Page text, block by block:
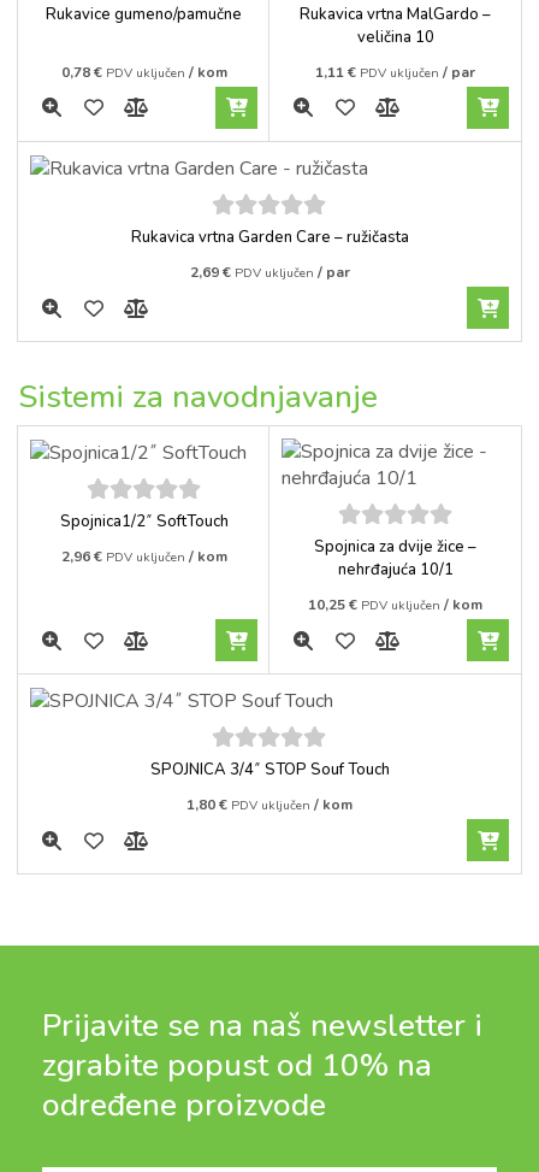
5out of
Rukavice gumeno/pamučne
0,78€ PDV uključen / kom
5out of
Rukavica vrtna MalGardo –
veličina 10
1,11€ PDV uključen / par
5out of
Rukavica vrtna Garden Care – ružičasta
2,69€ PDV uključen / par
Sistemi za navodnjavanje
5out of
Spojnica1/2˝ SoftTouch
2,96€ PDV uključen / kom
5out of
5
Spojnica za dvije žice –
nehrđajuća 10/1
10,25€ PDV uključen / kom
5 out of
SPOJNICA 3/4˝ STOP Souf Touch
1,80€ PDV uključen / kom
Prijavite se na naš newsletter i
zgrabite popust od 10% na
određene proizvode